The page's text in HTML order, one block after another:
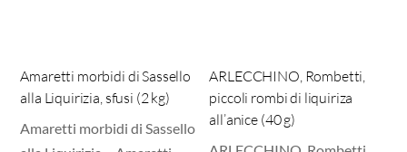
Amaretti morbidi di Sassello
alla Liquirizia, sfusi (2 kg)
Amaretti morbidi di Sassello
ARLECCHINO, Rombetti,
piccoli rombi di liquiriza
all’anice (40 g)